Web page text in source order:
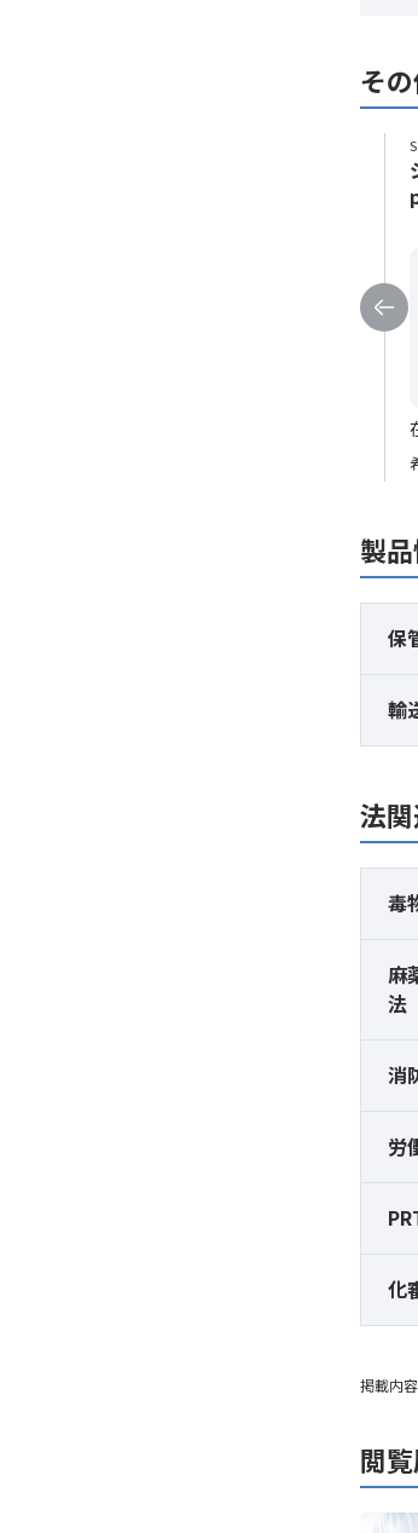
そ
製
保
輸
法
毒
麻
法
消
労
化
掲載内
閲